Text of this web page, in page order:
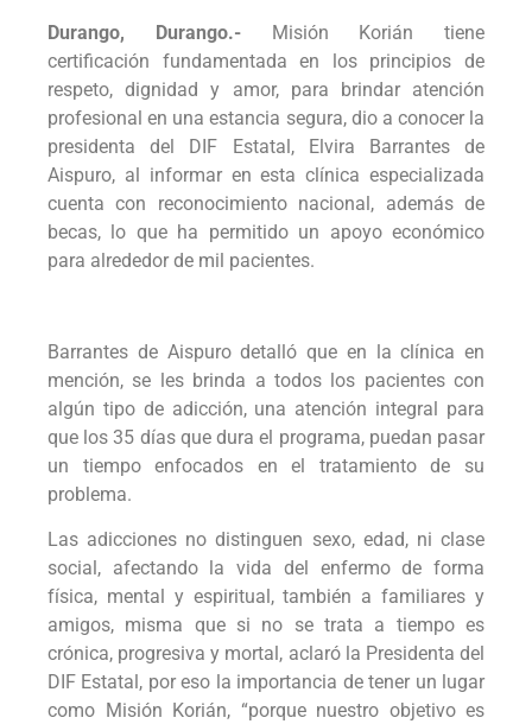
Durango, Durango.-Misión Korián tiene
certificación fundamentada en los principios de
respeto, dignidad y amor, para brindar atención
profesional en una estancia segura, dio a conocer la
presidenta del DIF Estatal, Elvira Barrantes de
Aispuro, al informar en esta clínica especializada
cuenta con reconocimiento nacional, además de
becas, lo que ha permitido un apoyo económico
para alrededor de mil pacientes.
Barrantes de Aispuro detalló que en la clínica en
mención, se les brinda a todos los pacientes con
algún tipo de adicción, una atención integral para
que los 35 días que dura el programa, puedan pasar
un tiempo enfocados en el tratamiento de su
problema.
Las adicciones no distinguen sexo, edad, ni clase
social, afectando la vida del enfermo de forma
física, mental y espiritual, también a familiares y
amigos, misma que si no se trata a tiempo es
crónica, progresiva y mortal, aclaró la Presidenta del
DIF Estatal, por eso la importancia de tener un lugar
como Misión Korián, “porque nuestro objetivo es